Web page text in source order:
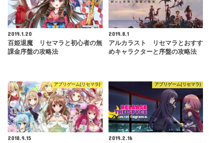
2019.1.20
百姫退魔 リセマラと初心者の無
課金序盤の攻略法
2019.8.1
アルカラスト リセマラとおすす
めキャラクターと序盤の攻略法
アプリゲーム(リセマラ)
2018.9.15
アプリゲーム(リセマラ)
2019.2.16